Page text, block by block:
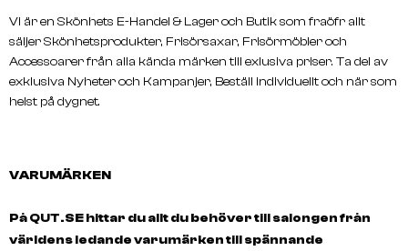
Vi är en Skönhets E-Handel & Lager och Butik som fraöfr allt
säljer Skönhetsprodukter, Frisörsaxar, Frisörmöbler och
Accessoarer från alla kända märken till exlusiva priser. Ta del av
exklusiva Nyheter och Kampanjer, Beställ individuellt och när som
helst på dygnet.
VARUMÄRKEN
På QUT.SE hittar du allt du behöver till salongen från
världens ledande varumärken till spännande